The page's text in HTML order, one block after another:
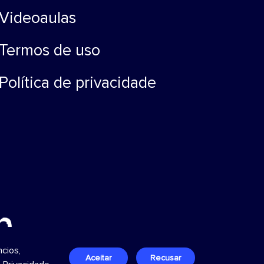
Termos de uso
Política de privacidade
Aceitar Recusar